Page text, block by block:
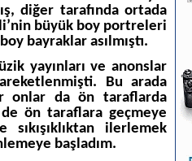
diğer tarafında ortada
büyük boy portreleri
bayraklar asılmıştı.
yayınları ve anonslar
Bu arada
onlar da ön taraflarda
ön taraflara geçmeye
ilerlemek
başladım.